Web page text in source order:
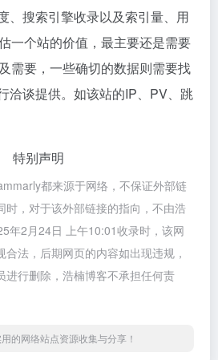
、搜索引擎收录以及索引量、用
一个站的价值，最主要还是需要
需要，一些确切的数据则需要找
洽谈提供。如该站的IP、PV、跳
特别声明
都来源于网络，不保证外部链
时，对于该外部链接的指向，不由浩
年2月24日 上午10:01收录时，该网
法，后期网页的内容如出现违规，
进行删除，浩楠博客不承担任何责
的网络站点资源收集与分享！